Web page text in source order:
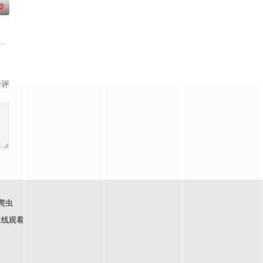
毛（Buttercup）、泡泡（Bubbles）就这样诞生了，她们模样可爱，嫉恶
民们。
的都市，飞天小女警则是这座城市的保护者，举凡阻止银行抢案、火场救
级力量，她们在睡前打击犯罪，用自己的“女孩力量”守护家园和身边的小镇
虫
观看